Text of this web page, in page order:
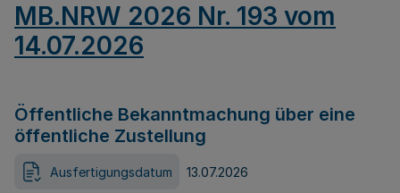
MB.NRW 2026 Nr. 193 vom
14.07.2026
Öffentliche Bekanntmachung über eine
öffentliche Zustellung
Ausfertigungsdatum 13.07.2026